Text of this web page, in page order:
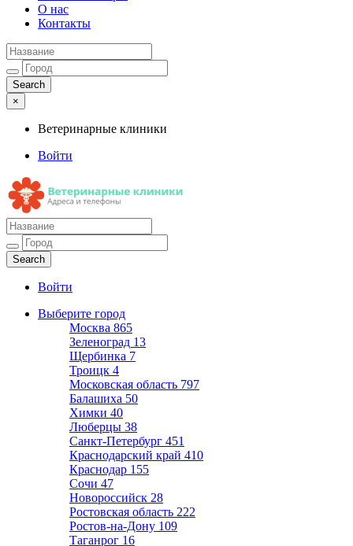
О нас
Контакты
×
Ветеринарные клиники
Войти
Ветеринарные клиники
Адреса и телефоны
Войти
Выберите город
Москва 865
Зеленоград 13
Щербинка 7
Троицк 4
Московская область 797
Балашиха 50
Химки 40
Люберцы 38
Санкт-Петербург 451
Краснодарский край 410
Краснодар 155
Сочи 47
Новороссийск 28
Ростовская область 222
Ростов-на-Дону 109
Таганрог 16